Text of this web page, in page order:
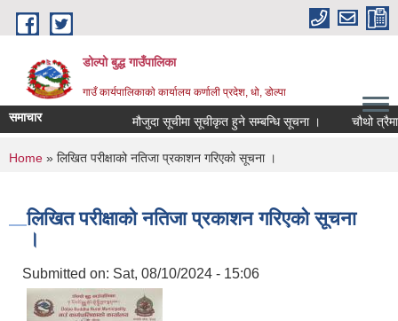
Skip to main content
डोल्पो बुद्ध गाउँपालिका
गाउँ कार्यपालिकाकाे कार्यालय कर्णाली प्रदेश, धो, डोल्पा
समाचार मौजुदा सूचीमा सूचीकृत हुने सम्बन्धि सूचना । चौथो
You are here
Home » लिखित परीक्षाको नतिजा प्रकाशन गरिएको सूचना ।
लिखित परीक्षाको नतिजा प्रकाशन गरिएको सूचना
।
Submitted on: Sat, 08/10/2024 - 15:06